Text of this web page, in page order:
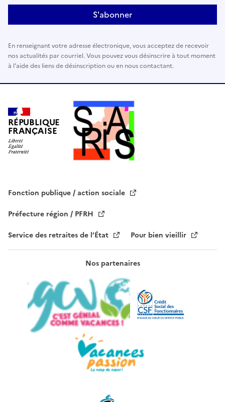
s
e
r
c
e
h
a
m
p
v
e
En renseignant votre adresse électronique, vous acceptez de recevoir
nos actualités par courriel. Vous pouvez vous désinscrire à tout moment
à l’aide des liens de désinscription ou en nous contactant.
RÉPUBLIQUE
FRANÇAISE
Fonction publique / action sociale
Préfecture région / PFRH
Service des retraites de l’État
Pour bien vieillir
Nos partenaires